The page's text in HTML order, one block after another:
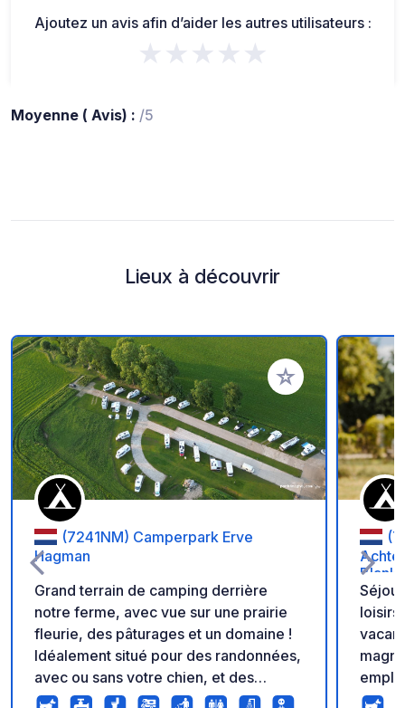
Ajoutez un avis afin d’aider les autres utilisateurs :
★★★★★
Moyenne ( Avis) : /5
Lieux à découvrir
Ajouter à vos
(7241NM) Camperpark Erve
Hagman
Grand terrain de camping derrière
notre ferme, avec vue sur une prairie
fleurie, des pâturages et un domaine !
Idéalement situé pour des randonnées,
avec ou sans votre chien, et des
excursions à vélo. Vous y trouverez
loisirs
vous